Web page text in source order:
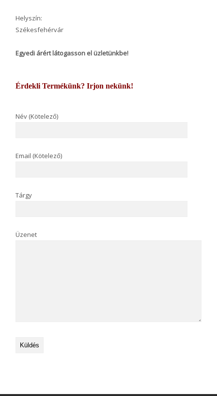
Helyszín:
Székesfehérvár
Egyedi árért látogasson el üzletünkbe!
Érdekli Termékünk? Irjon nekünk!
Név (Kötelező)
Email (Kötelező)
Tárgy
Üzenet